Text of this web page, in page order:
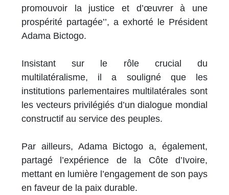
promouvoir la justice et d’œuvrer à une
prospérité partagée’’, a exhorté le Président
Adama Bictogo.
Insistant sur le rôle crucial du
multilatéralisme, il a souligné que les
institutions parlementaires multilatérales sont
les vecteurs privilégiés d’un dialogue mondial
constructif au service des peuples.
Par ailleurs, Adama Bictogo a, également,
partagé l’expérience de la Côte d’Ivoire,
mettant en lumière l’engagement de son pays
en faveur de la paix durable.